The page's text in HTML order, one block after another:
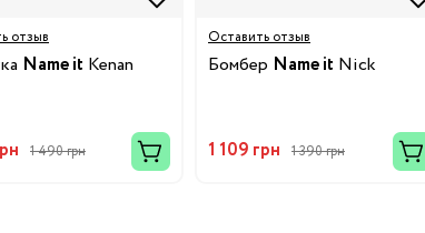
отзыв
Name it Kenan
1 490 грн
Оставить отзыв
Бомбер Name it Nick
1 109 грн 1 390 грн